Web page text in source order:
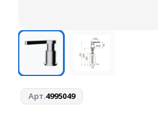
Арт.4995049